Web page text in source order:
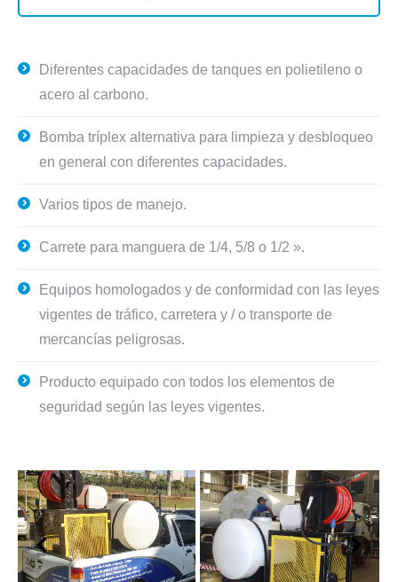
Diferentes capacidades de tanques en polietileno o
acero al carbono.
Bomba tríplex alternativa para limpieza y desbloqueo
en general con diferentes capacidades.
Varios tipos de manejo.
Carrete para manguera de 1/4, 5/8 o 1/2 ».
Equipos homologados y de conformidad con las leyes
vigentes de tráfico, carretera y / o transporte de
mercancías peligrosas.
Producto equipado con todos los elementos de
seguridad según las leyes vigentes.